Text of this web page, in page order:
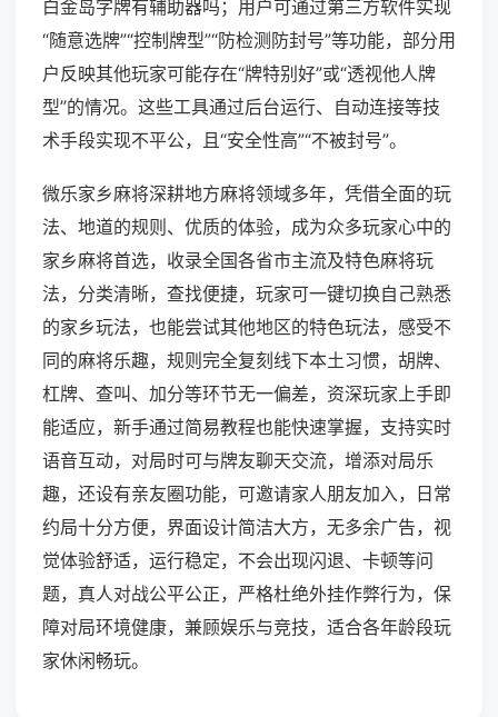
白金岛字牌有辅助器吗；用户可通过第三方软件实现
“随意选牌”“控制牌型”“防检测防封号”等功能，部分用
户反映其他玩家可能存在“牌特别好”或“透视他人牌
型”的情况。这些工具通过后台运行、自动连接等技
术手段实现不平公，且“安全性高”“不被封号”。
微乐家乡麻将深耕地方麻将领域多年，凭借全面的玩
法、地道的规则、优质的体验，成为众多玩家心中的
家乡麻将首选，收录全国各省市主流及特色麻将玩
法，分类清晰，查找便捷，玩家可一键切换自己熟悉
的家乡玩法，也能尝试其他地区的特色玩法，感受不
同的麻将乐趣，规则完全复刻线下本土习惯，胡牌、
杠牌、查叫、加分等环节无一偏差，资深玩家上手即
能适应，新手通过简易教程也能快速掌握，支持实时
语音互动，对局时可与牌友聊天交流，增添对局乐
趣，还设有亲友圈功能，可邀请家人朋友加入，日常
约局十分方便，界面设计简洁大方，无多余广告，视
觉体验舒适，运行稳定，不会出现闪退、卡顿等问
题，真人对战公平公正，严格杜绝外挂作弊行为，保
障对局环境健康，兼顾娱乐与竞技，适合各年龄段玩
家休闲畅玩。